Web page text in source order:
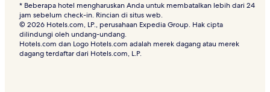
* Beberapa hotel mengharuskan Anda untuk membatalkan lebih dari 24
jam sebelum check-in. Rincian di situs web.
© 2026 Hotels.com, LP., perusahaan Expedia Group. Hak cipta
dilindungi oleh undang-undang.
Hotels.com dan Logo Hotels.com adalah merek dagang atau merek
dagang terdaftar dari Hotels.com, L.P.